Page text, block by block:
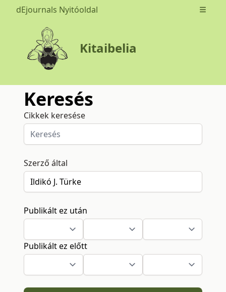
dEjournals Nyitóoldal Open
Kitaibelia
Keresés
Cikkek keresése
Szerző által
Publikált ez után
Publikált ez előtt